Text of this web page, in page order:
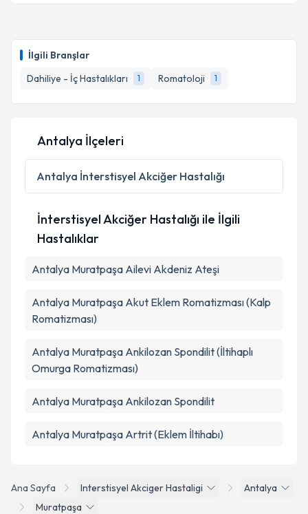
İlgili Branşlar
Dahiliye - İç Hastalıkları
1 Romatoloji 1
Ana Sayfa Interstisyel Akciger Hastaligi
Antalya
Muratpaşa
Antalya İlçeleri
Antalya İnterstisyel Akciğer Hastalığı
İnterstisyel Akciğer Hastalığı ile İlgili
Hastalıklar
Antalya Muratpaşa Ailevi Akdeniz Ateşi
Antalya Muratpaşa Akut Eklem Romatizması (Kalp
Romatizması)
Antalya Muratpaşa Ankilozan Spondilit (İltihaplı
Omurga Romatizması)
Antalya Muratpaşa Ankilozan Spondilit
Antalya Muratpaşa Artrit (Eklem İltihabı)